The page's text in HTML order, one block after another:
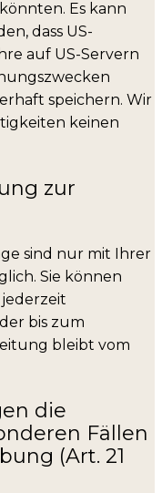
Es kann
dass US-
auf US-Servern
speichern. Wir
keinen
zur
sind nur mit Ihrer
Sie können
bis zum
bleibt vom
die
Fällen
(Art. 21